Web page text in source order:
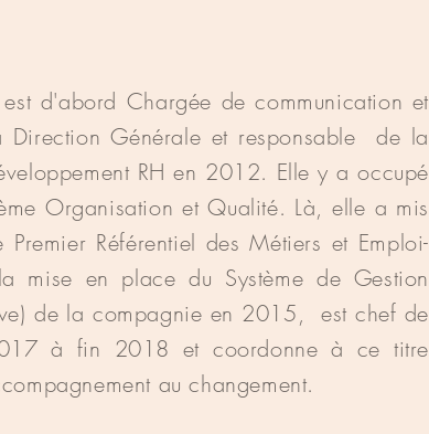
d'abord Chargée de communication et
Générale et responsable de la
RH en 2012. Elle y a occupé
Organisation et Qualité. Là, elle a mis
Référentiel des Métiers et Emploi-
en place du Système de Gestion
de la compagnie en 2015, est chef de
à fin 2018 et coordonne à ce titre
au changement.